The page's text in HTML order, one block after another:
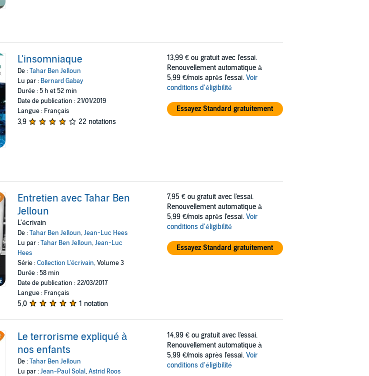
L'insomniaque
De :Tahar Ben Jelloun
Lu par : Bernard Gabay
Durée : 5 h et 52 min
Date de publication : 21/01/2019
Langue : Français
3,9 22 notations
13,99 € ou gratuit avec l'essai.
Renouvellement automatique à
5,99 €/mois après l'essai. Voir
conditions d'éligibilité
Essayez Standard gratuitement
Entretien avec Tahar Ben
Jelloun
L'écrivain
De :Tahar Ben Jelloun,Jean-Luc Hees
Lu par :Tahar Ben Jelloun,Jean-Luc
Hees
Série :Collection L'écrivain, Volume 3
Durée : 58 min
Date de publication : 22/03/2017
Langue : Français
5,0 1 notation
7,95 € ou gratuit avec l'essai.
Renouvellement automatique à
5,99 €/mois après l'essai. Voir
conditions d'éligibilité
Essayez Standard gratuitement
Le terrorisme expliqué à
nos enfants
De :Tahar Ben Jelloun
Lu par :Jean-Paul Solal,Astrid Roos
14,99 € ou gratuit avec l'essai.
Renouvellement automatique à
5,99 €/mois après l'essai. Voir
conditions d'éligibilité